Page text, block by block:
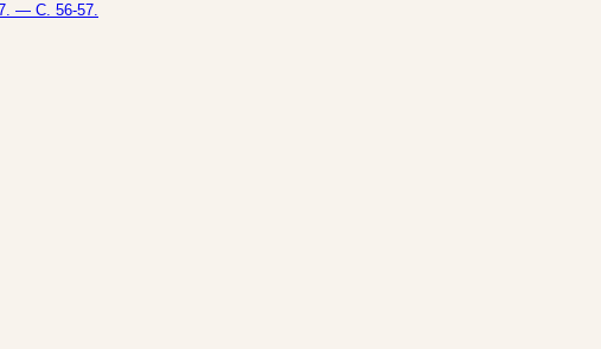
— С. 56-57.